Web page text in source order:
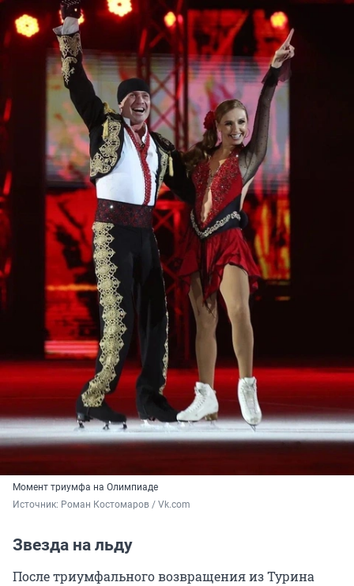
Момент триумфа на Олимпиаде
Источник: Роман Костомаров / Vk.com
Звезда на льду
После триумфального возвращения из Турина